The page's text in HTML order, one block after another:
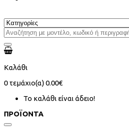
Καλάθι
0τεμάχιο(α)0.00€
Το καλάθι είναι άδειο!
ΠΡΟΪΟΝΤΑ